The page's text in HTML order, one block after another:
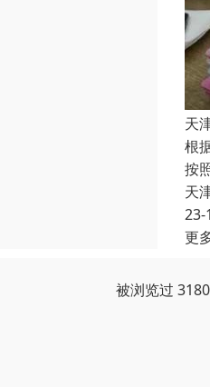
天
根
按
天
23-
更
被浏览过